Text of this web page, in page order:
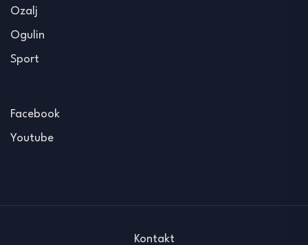
Ozalj
Ogulin
Sport
Facebook
Youtube
Kontakt